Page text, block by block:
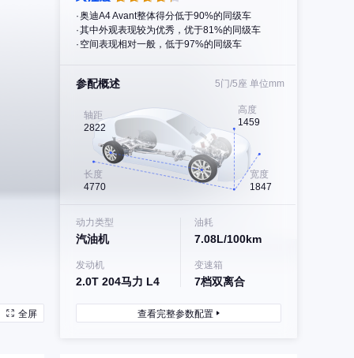
全屏
奥迪A4 Avant整体得分低于90%的同级车
其中外观表现较为优秀，优于81%的同级车
空间表现相对一般，低于97%的同级车
参配概述 5门/5座 单位mm
轴距
2822
高度
1459
长度
4770
宽度
1847
动力类型
汽油机
油耗
7.08L/100km
发动机
2.0T 204马力 L4
变速箱
7档双离合
查看完整参数配置